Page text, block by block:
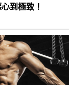
到極致！